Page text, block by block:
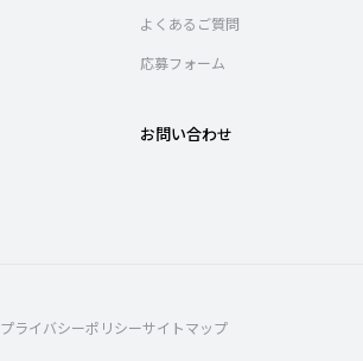
よくあるご質問
応募フォーム
お問い合わせ
プライバシーポリシーサイトマップ